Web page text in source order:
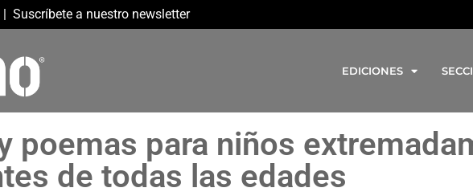
| Suscríbete a nuestro newsletter
EDICIONES
poemas para niños
de todas las edades